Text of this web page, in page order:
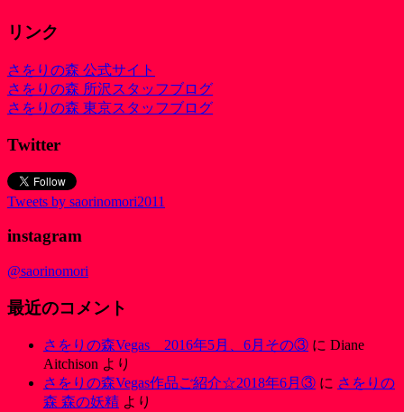
リンク
さをりの森 公式サイト
さをりの森 所沢スタッフブログ
さをりの森 東京スタッフブログ
Twitter
Tweets by saorinomori2011
instagram
@saorinomori
最近のコメント
さをりの森Vegas 2016年5月、6月その③ に Diane
Aitchison より
さをりの森Vegas作品ご紹介☆2018年6月③ に さをりの
森 森の妖精 より